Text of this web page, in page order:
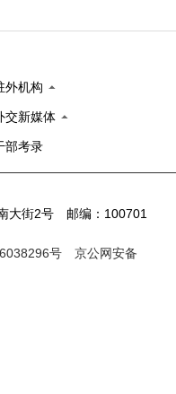
外机构
交新媒体
部考录
大街2号 邮编：100701
号
京公网安备